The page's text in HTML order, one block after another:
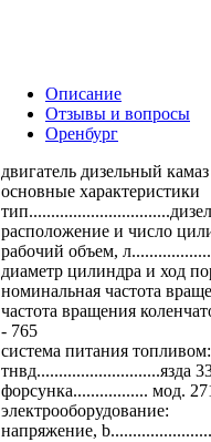
Описание
Отзывы и вопросы
Оренбург
двигатель дизельный
основные характеристики
расположение и число
рабочий объем,
диаметр цилиндра и ход
номинальная частота
частота вращения
- 765
система питания топливом:
тнвд............................язда
форсунка................. мод.
электрооборудование:
напряжение,